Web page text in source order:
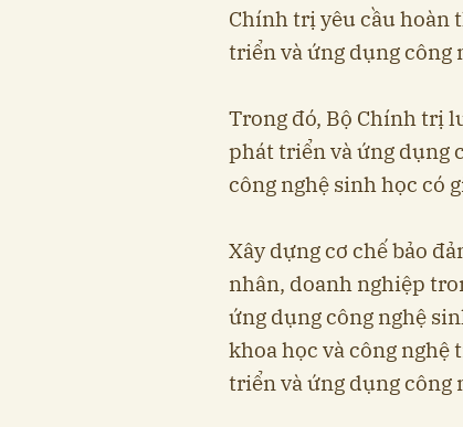
Chính trị yêu cầu hoàn
triển và ứng dụng công
Trong đó, Bộ Chính trị
phát triển và ứng dụng
công nghệ sinh học có
Xây dựng cơ chế bảo
nhân, doanh nghiệp
ứng dụng công nghệ
khoa học và công nghệ
triển và ứng dụng công